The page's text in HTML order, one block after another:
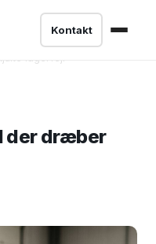
Kontakt
lagerfejl
der dræber